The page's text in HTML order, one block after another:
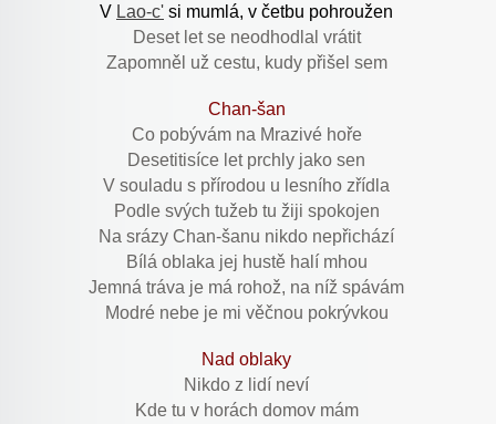
V Lao-c' si mumlá, v četbu pohroužen
Deset let se neodhodlal vrátit
Zapomněl už cestu, kudy přišel sem
Chan-šan
Co pobývám na Mrazivé hoře
Desetitisíce let prchly jako sen
V souladu s přírodou u lesního zřídla
Podle svých tužeb tu žiji spokojen
Na srázy Chan-šanu nikdo nepřichází
Bílá oblaka jej hustě halí mhou
Jemná tráva je má rohož, na níž spávám
Modré nebe je mi věčnou pokrývkou
Nad oblaky
Nikdo z lidí neví
Kde tu v horách domov mám